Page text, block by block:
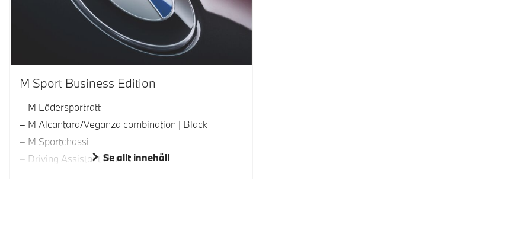
M Sport Business Edition
M Lädersportratt
M Alcantara/Veganza combination | Black
M Sportchassi
Driving Assistant PlusSe allt innehåll